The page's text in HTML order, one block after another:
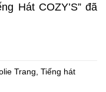
Hát COZY’S” đã
Trang Tiếng hát